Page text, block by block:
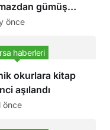
gümüş
önce
okurlara kitap
aşılandı
haberleri
önce